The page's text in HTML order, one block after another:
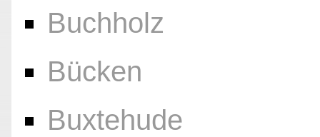
Buchholz
Bücken
Buxtehude